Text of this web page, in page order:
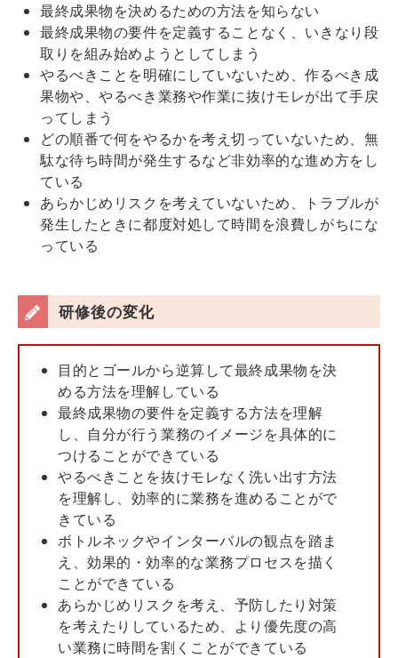
最終成果物を決めるための方法を知らない
最終成果物の要件を定義することなく、いきなり段
取りを組み始めようとしてしまう
やるべきことを明確にしていないため、作るべき成
果物や、やるべき業務や作業に抜けモレが出て手戻
ってしまう
どの順番で何をやるかを考え切っていないため、無
駄な待ち時間が発生するなど非効率的な進め方をし
ている
あらかじめリスクを考えていないため、トラブルが
発生したときに都度対処して時間を浪費しがちにな
っている
研修後の変化
目的とゴールから逆算して最終成果物を決
める方法を理解している
最終成果物の要件を定義する方法を理解
し、自分が行う業務のイメージを具体的に
つけることができている
やるべきことを抜けモレなく洗い出す方法
を理解し、効率的に業務を進めることがで
きている
ボトルネックやインターバルの観点を踏ま
え、効果的・効率的な業務プロセスを描く
ことができている
あらかじめリスクを考え、予防したり対策
を考えたりしているため、より優先度の高
い業務に時間を割くことができている